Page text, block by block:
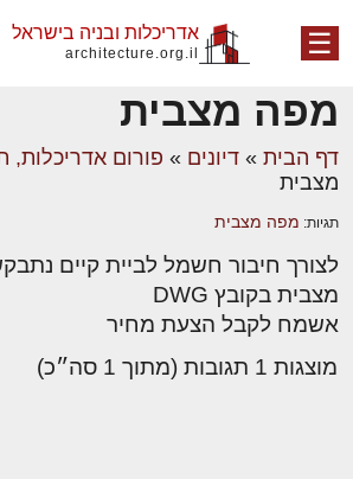
☰ אדריכלות ובניה בישראל
architecture.org.il
מפה מצבית
דף הבית » דיונים » פורום אדריכלות,
מצבית
תגיות: מפה מצבית
לצורך חיבור חשמל לביית קיים
מצבית בקובץ DWG
אשמח לקבל הצעת מחיר
מוצגות 1 תגובות (מתוך 1 סה״כ)